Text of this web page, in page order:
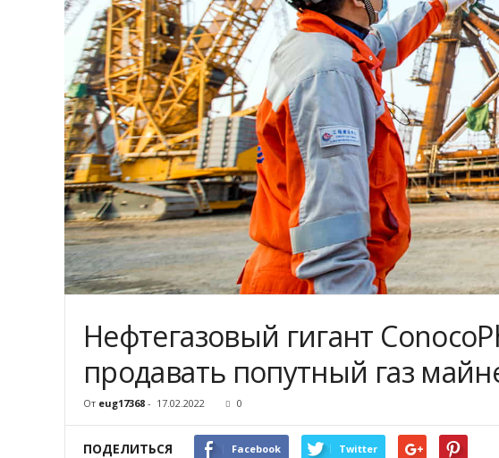
Нефтегазовый гигант
продавать попутный газ
От eug17368 - 17.02.2022 0
ПОДЕЛИТЬСЯ Facebook Twitter